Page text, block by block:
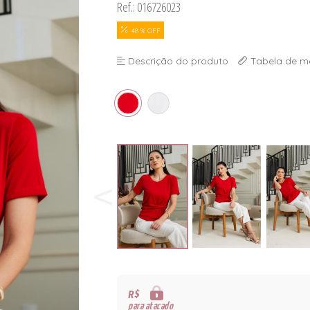
Ref.: 016726023
48 % OFF
Descrição do produto Tabela de
R$
para atacado